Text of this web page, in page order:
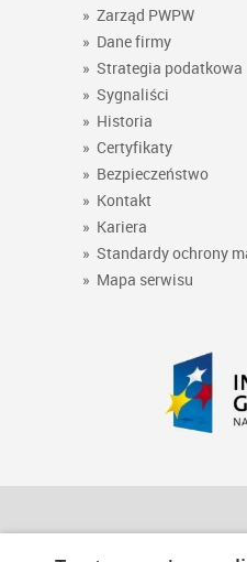
» Zarząd PWPW
» Dane firmy
» Strategia podatkowa
» Sygnaliści
» Historia
» Certyfikaty
» Bezpieczeństwo
» Kontakt
» Kariera
» Standardy ochrony
» Mapa serwisu